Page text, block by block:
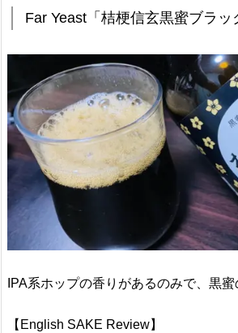
Far Yeast「桔梗信玄黒蜜ブラッ
IPA系ホップの香りがあるのみで、黒蜜
【English SAKE Review】